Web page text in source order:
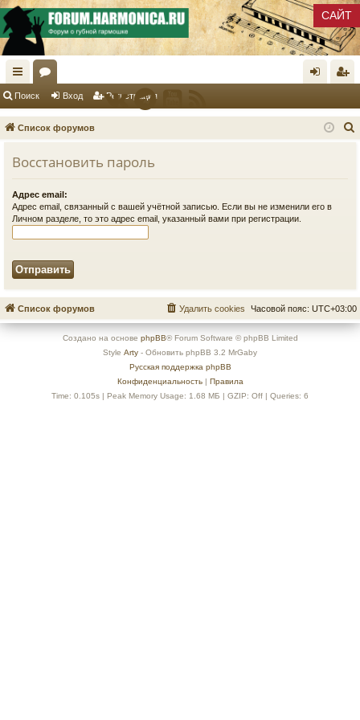
САЙТ
с
ы
и
ум д ис
Поиск Вход Регистрация
Список форумов
Восстановить пароль
Адрес email:
Адрес email, связанный с вашей учётной записью. Если вы не изменили его в
Личном разделе, то это адрес email, указанный вами при регистрации.
Список форумов Часовой пояс: UTC+03:00
Удалить cookies
Создано на основе phpBB® Forum Software © phpBB Limited
Style Arty - Обновить phpBB 3.2 MrGaby
Русская поддержка phpBB
Конфиденциальность| Правила
Time: 0.105s | Peak Memory Usage: 1.68 МБ | GZIP: Off | Queries: 6